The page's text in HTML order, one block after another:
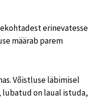
erinevatesse
määrab parem
Võistluse läbimisel
lubatud on laual istuda,